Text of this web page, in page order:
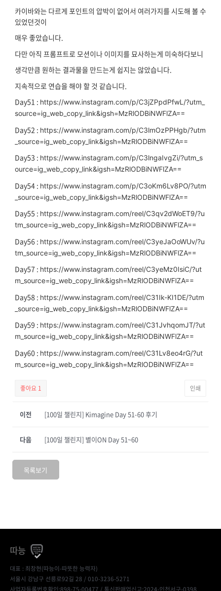
카이바와는 다르게 포인트의 압박이 없어서 여러가지를 시도해 볼 수
있었던것이
매우 좋았습니다.
다만 아직 프롬프트로 모션이나 이미지를 묘사하는게 미숙하다보니
생각만큼 원하는 결과물을 만드는게 쉽지는 않았습니다.
지속적으로 연습을 해야 할 것 같습니다.
Day51 : https://www.instagram.com/p/C3jZPpdPfwL/?utm_
source=ig_web_copy_link&igsh=MzRlODBiNWFlZA==
Day52 : https://www.instagram.com/p/C3lmOzPPHgb/?utm
_source=ig_web_copy_link&igsh=MzRlODBiNWFlZA==
Day53 : https://www.instagram.com/p/C3lngaIvgZi/?utm_s
ource=ig_web_copy_link&igsh=MzRlODBiNWFlZA==
Day54 : https://www.instagram.com/p/C3oKm6Lv8PO/?utm
_source=ig_web_copy_link&igsh=MzRlODBiNWFlZA==
Day55 : https://www.instagram.com/reel/C3qv2dWoET9/?u
tm_source=ig_web_copy_link&igsh=MzRlODBiNWFlZA==
Day56 : https://www.instagram.com/reel/C3yeJaOoWUv/?u
tm_source=ig_web_copy_link&igsh=MzRlODBiNWFlZA==
Day57 : https://www.instagram.com/reel/C3yeMz0IsiC/?ut
m_source=ig_web_copy_link&igsh=MzRlODBiNWFlZA==
Day58 : https://www.instagram.com/reel/C31Ik-KI1DE/?utm
_source=ig_web_copy_link&igsh=MzRlODBiNWFlZA==
Day59 : https://www.instagram.com/reel/C31JvhqomJT/?ut
m_source=ig_web_copy_link&igsh=MzRlODBiNWFlZA==
Day60 : https://www.instagram.com/reel/C31Lv8eo4rG/?ut
m_source=ig_web_copy_link&igsh=MzRlODBiNWFlZA==
좋아요 1 인쇄
이전 [100일 챌린지] Kimagine Day 51-60 후기
[100일 챌린지] 별이ON Day 51~60
다음
목록보기
따능
대표 : 최창현(따능이-따뜻한 능력자)
서울시 강남구 선릉로92길 28 / 010-3236-5271
사업자등록번호확인:898-75-00477 / 통신판매업신고:2024-인천서구-0398